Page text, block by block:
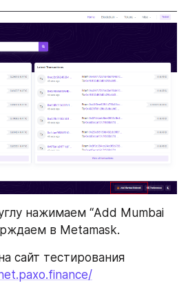
нажимаем “Add Mumbai
в Metamask.